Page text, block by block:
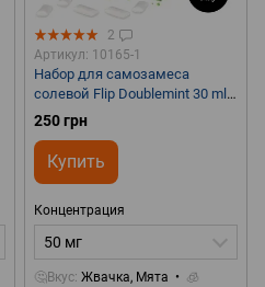
2
Артикул: 10165-1
Набор для самозамеса
солевой Flip Doublemint 30 ml
50 mg
250 грн
Купить
Концентрация
50 мг
🤔Вкус Жвачка, Мята
🧊